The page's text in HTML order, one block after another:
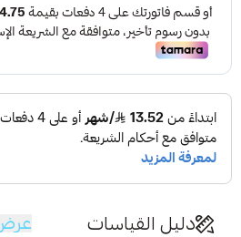
دليل القياسات